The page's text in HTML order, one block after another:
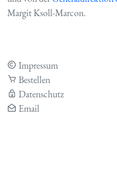
Margit Ksoll-Marcon.
Impressum
Bestellen
Datenschutz
Email